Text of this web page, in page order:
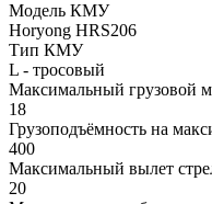
Модель КМУ
Horyong HRS206
Тип КМУ
L - тросовый
Максимальный грузовой
18
Грузоподъёмность на
400
Максимальный вылет
20